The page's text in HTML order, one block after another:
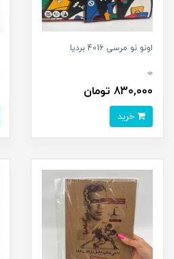
اونو نو مرسی 4016 بردیا
0
830,000 تومان